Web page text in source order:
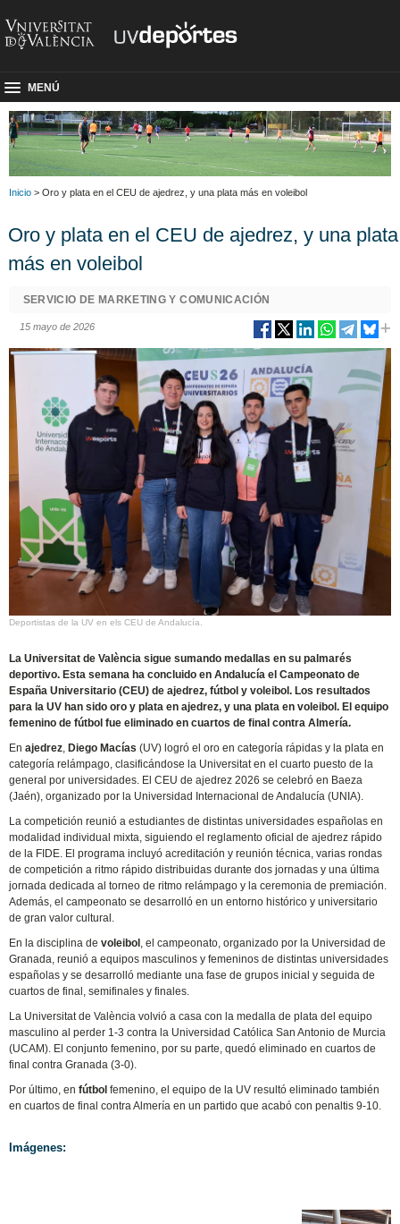
MENÚ
Inicio > Oro y plata en el CEU de ajedrez, y una plata más en voleibol
Oro y plata en el CEU de ajedrez, y una plata
más en voleibol
SERVICIO DE MARKETING Y COMUNICACIÓN
15 mayo de 2026
Deportistas de la UV en els CEU de Andalucía.
La Universitat de València sigue sumando medallas en su palmarés
deportivo. Esta semana ha concluido en Andalucía el Campeonato de
España Universitario (CEU) de ajedrez, fútbol y voleibol. Los resultados
para la UV han sido oro y plata en ajedrez, y una plata en voleibol. El equipo
femenino de fútbol fue eliminado en cuartos de final contra Almería.
Enajedrez, Diego Macías (UV) logró el oro en categoría rápidas y la plata en
categoría relámpago, clasificándose la Universitat en el cuarto puesto de la
general por universidades. El CEU de ajedrez 2026 se celebró en Baeza
(Jaén), organizado por la Universidad Internacional de Andalucía (UNIA).
La competición reunió a estudiantes de distintas universidades españolas en
modalidad individual mixta, siguiendo el reglamento oficial de ajedrez rápido
de la FIDE. El programa incluyó acreditación y reunión técnica, varias rondas
de competición a ritmo rápido distribuidas durante dos jornadas y una última
jornada dedicada al torneo de ritmo relámpago y la ceremonia de premiación.
Además, el campeonato se desarrolló en un entorno histórico y universitario
de gran valor cultural.
En la disciplina devoleibol , el campeonato, organizado por la Universidad de
Granada, reunió a equipos masculinos y femeninos de distintas universidades
españolas y se desarrolló mediante una fase de grupos inicial y seguida de
cuartos de final, semifinales y finales.
La Universitat de València volvió a casa con la medalla de plata del equipo
masculino al perder 1-3 contra la Universidad Católica San Antonio de Murcia
(UCAM). El conjunto femenino, por su parte, quedó eliminado en cuartos de
final contra Granada (3-0).
Por último, enfútbolfemenino, el equipo de la UV resultó eliminado también
en cuartos de final contra Almería en un partido que acabó con penaltis 9-10.
Imágenes: